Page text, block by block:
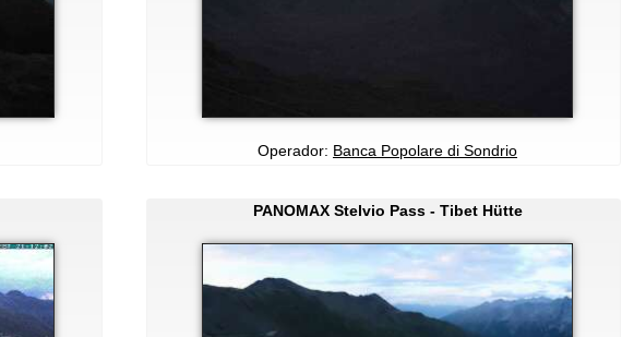
Operador: Banca Popolare di Sondrio
PANOMAX Stelvio Pass - Tibet Hütte